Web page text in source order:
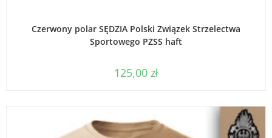
Czerwony polar SĘDZIA Polski Związek Strzelectwa
Sportowego PZSS haft
125,00 zł